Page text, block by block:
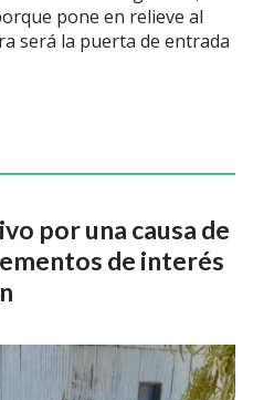
pone en relieve al
será la puerta de entrada
por una causa de
de interés